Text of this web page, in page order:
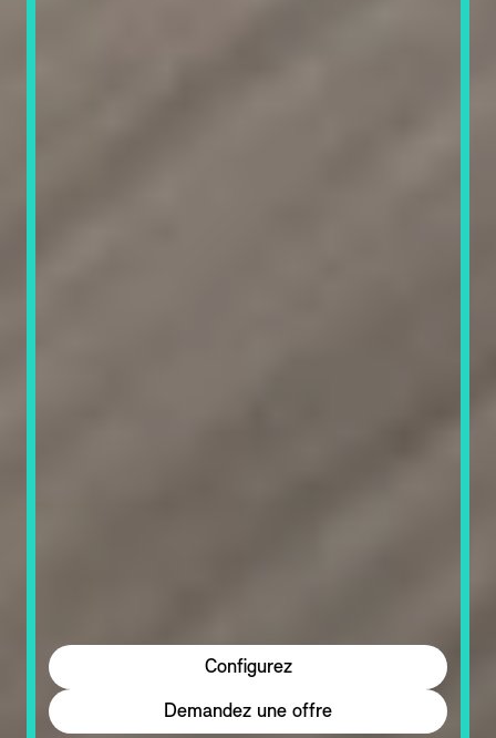
Configurez
Demandez une offre